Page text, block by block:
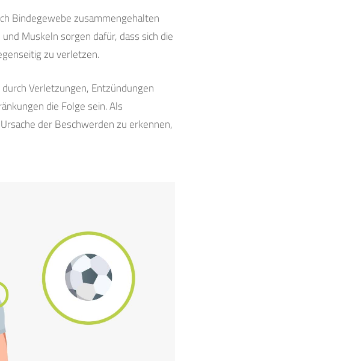
Bindegewebe zusammengehalten
Muskeln sorgen dafür, dass sich die
zu verletzen.
Verletzungen, Entzündungen
die Folge sein. Als
der Beschwerden zu erkennen,